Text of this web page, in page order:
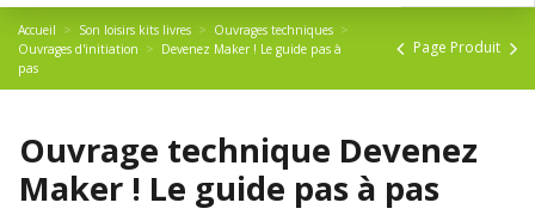
Accueil Son loisirs kits livres
Ouvrages techniques
Ouvrages d'initiation
Devenez Maker ! Le guide pas à
pas
Page Produit
Ouvrage technique Devenez
Maker ! Le guide pas à pas